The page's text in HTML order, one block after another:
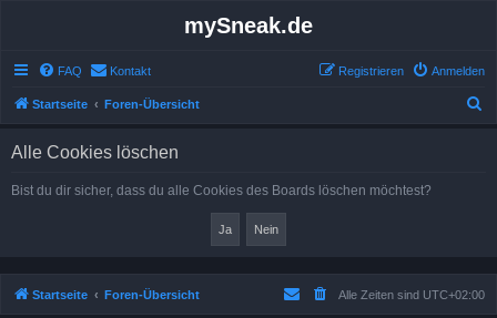
mySneak.de
FAQ Kontakt Anmelden
Registrieren
Startseite Foren-Übersicht
Alle Cookies löschen
Bist du dir sicher, dass du alle Cookies des Boards löschen möchtest?
Startseite Foren-Übersicht Alle Zeiten sind UTC+02:00